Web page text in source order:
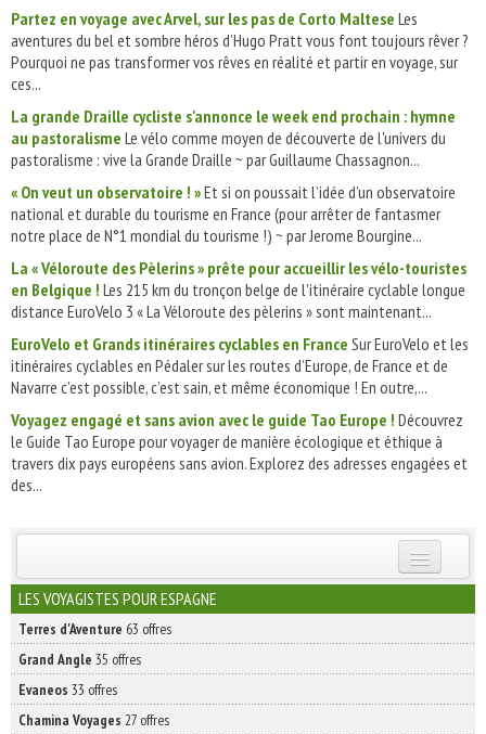
Partez en voyage avec Arvel, sur les pas de Corto Maltese Les
aventures du bel et sombre héros d’Hugo Pratt vous font toujours rêver ?
Pourquoi ne pas transformer vos rêves en réalité et partir en voyage, sur
ces...
La grande Draille cycliste s'annonce le week end prochain : hymne
au pastoralisme Le vélo comme moyen de découverte de l'univers du
pastoralisme : vive la Grande Draille ~ par Guillaume Chassagnon...
« On veut un observatoire ! »Et si on poussait l’idée d’un observatoire
national et durable du tourisme en France (pour arrêter de fantasmer
notre place de N°1 mondial du tourisme !) ~ par Jerome Bourgine...
La « Véloroute des Pèlerins » prête pour accueillir les vélo-touristes
en Belgique ! Les 215 km du tronçon belge de l’itinéraire cyclable longue
distance EuroVelo 3 « La Véloroute des pèlerins » sont maintenant...
EuroVelo et Grands itinéraires cyclables en France Sur EuroVelo et les
itinéraires cyclables en Pédaler sur les routes d’Europe, de France et de
Navarre c’est possible, c’est sain, et même économique ! En outre,...
Voyagez engagé et sans avion avec le guide Tao Europe ! Découvrez
le Guide Tao Europe pour voyager de manière écologique et éthique à
travers dix pays européens sans avion. Explorez des adresses engagées et
des...
INSCRIVEZ-VOUS | ABONNEZ-VOUS
LES VOYAGISTES POUR ESPAGNE
Terres d'Aventure 63 offres
Grand Angle 35 offres
Evaneos 33 offres
Chamina Voyages 27 offres